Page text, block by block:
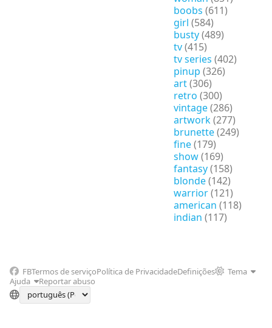
boobs (611)
girl (584)
busty(489)
tv(415)
tv series (402)
pinup (326)
art(306)
retro (300)
vintage(286)
artwork(277)
brunette(249)
fine(179)
show(169)
fantasy(158)
blonde(142)
warrior(121)
american (118)
indian (117)
FBTermos de serviçoPolítica de PrivacidadeDefinições
Tema
Ajuda
Reportar abuso